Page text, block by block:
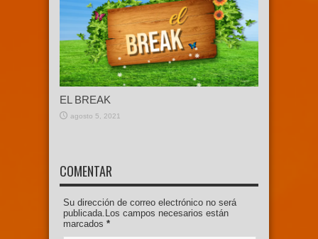
EL BREAK
agosto 5, 2021
COMENTAR
Su dirección de correo electrónico no será
publicada.Los campos necesarios están
marcados *